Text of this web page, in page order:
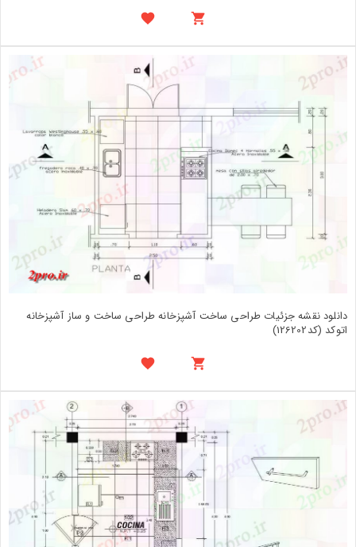
دانلود نقشه جزئیات طراحی ساخت آشپزخانه طراحی ساخت و ساز آشپزخانه
اتوکد (کد126202)